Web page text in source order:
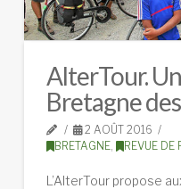
AlterTour.
Bretagne
2 AOÛT 2016
BRETAGNE, REVUE DE
L’AlterTour propose